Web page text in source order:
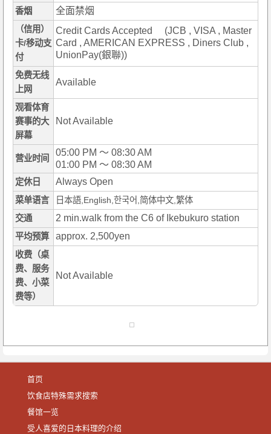
香烟 全面禁烟
（信用）
卡/移动支
付
Credit Cards Accepted (JCB , VISA , Master
Card , AMERICAN EXPRESS , Diners Club ,
UnionPay(銀聯))
免费无线
上网
Available
观看体育
赛事的大
屏幕
Not Available
营业时间
05:00 PM ～ 08:30 AM
01:00 PM ～ 08:30 AM
定休日 Always Open
菜单语言
日本語,English,한국어,简体中文,繁体
交通
2 min.walk from the C6 of Ikebukuro station
平均预算 approx. 2,500yen
收费（桌
费、服务
费、小菜
费等）
Not Available
首页
饮食店特殊需求搜索
餐馆一览
受人喜爱的日本料理的介绍